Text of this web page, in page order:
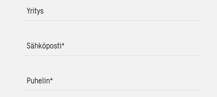
Yritys
Sähköposti*
Puhelin*